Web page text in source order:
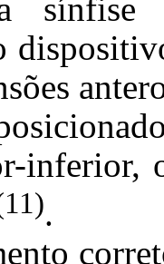
sínfise
inferior,
.